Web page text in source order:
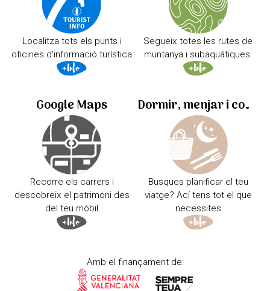
Localitza tots els punts i
oficines d'informació turística
Segueix totes les rutes de
muntanya i subaquàtiques.
Google Maps
Recorre els carrers i
descobreix el patrimoni des
del teu mòbil
Dormir, menjar i comprar
Busques planificar el teu
viatge? Ací tens tot el que
necessites
Amb el finançament de: